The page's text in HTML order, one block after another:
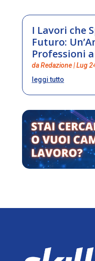
I Lavori che
Futuro:
Professioni
daRedazione|Lug
leggi tutto